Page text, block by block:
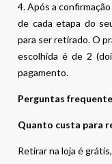
4. Após a
de cada etapa do
para ser retirado. O
escolhida é de 2
pagamento.
Perguntas
Quanto custa para
Retirar na loja é